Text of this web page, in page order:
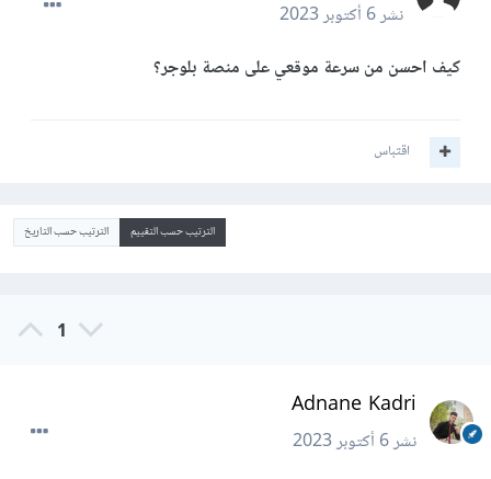
نشر6 أكتوبر 2023
كيف احسن من سرعة موقعي على منصة بلوجر؟
اقتباس
الترتيب حسب التقييم الترتيب حسب التاريخ
1
Adnane Kadri
نشر6 أكتوبر 2023